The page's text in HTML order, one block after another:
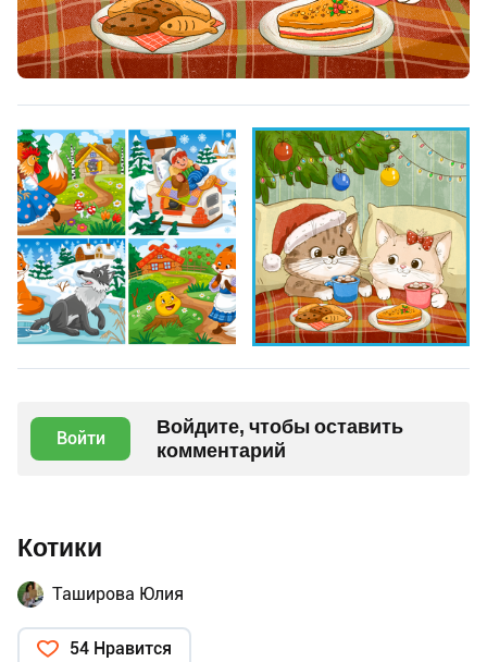
Войти
Войдите, чтобы оставить
комментарий
Котики
Таширова Юлия
54 Нравится